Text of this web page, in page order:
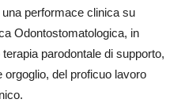
performace clinica su
Odontostomatologica, in
parodontale di supporto,
del proficuo lavoro